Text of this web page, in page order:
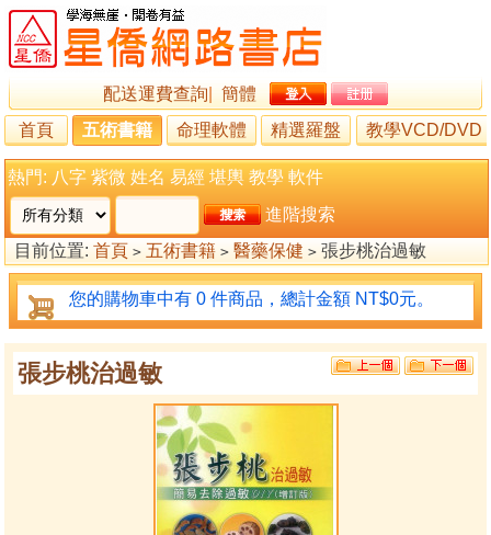
配送運費查詢
簡體
首頁
五術書籍 命理軟體 精選羅盤 教學VCD/DVD
熱門: 八字 紫微 姓名 易經 堪輿 教學 軟件
進階搜索
目前位置: 首頁 > 五術書籍 > 醫藥保健 > 張步桃治過敏
您的購物車中有 0 件商品，總計金額 NT$0元。
張步桃治過敏